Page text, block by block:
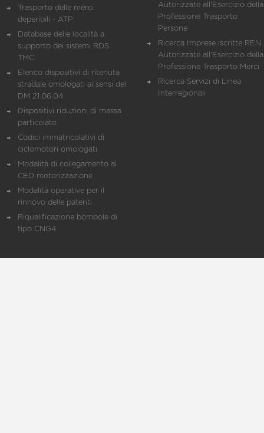
Trasporto delle merci
deperibili - ATP
Database delle località a
supporto dei sistemi RDS
TMC
Elenco dispositivi di ritenuta
stradale omologati ai sensi del
DM 21.06.04
Dispositivi riduzioni di massa
particolato
Codici immatricolativi di
ciclomotori omologati
Modalità di collegamento al
CED motorizzazione
Modalità operative per il
rinnovo delle patenti
Riqualificazione bombole di
tipo CNG4
Autorizzate all'Esercizio della
Professione Trasporto
Persone
Ricerca Imprese iscritte REN
Autorizzate all'Esercizio della
Professione Trasporto Merci
Ricerca Servizi di Linea
Interregionali